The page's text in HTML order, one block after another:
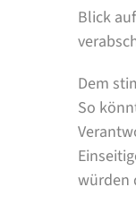
Blick
Dem
So
würden